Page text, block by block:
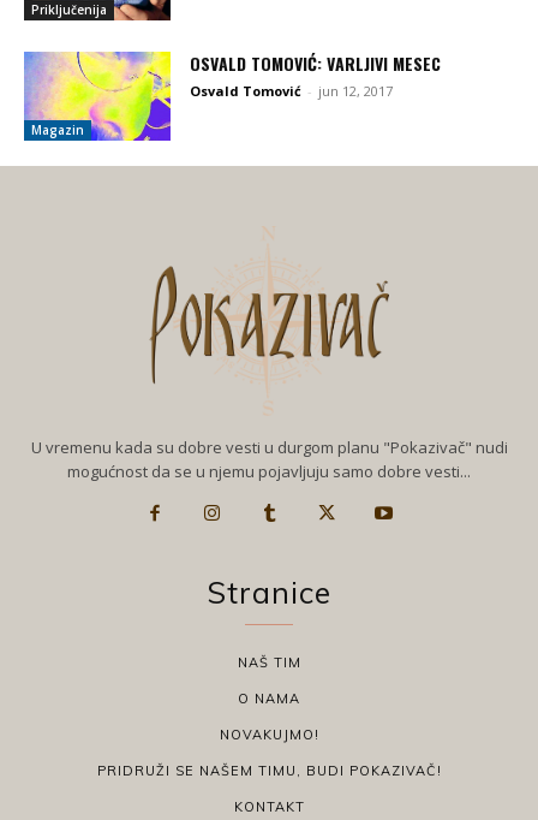
Priključenija
Magazin
OSVALD TOMOVIĆ: VARLJIVI MESEC
Osvald Tomović - jun 12, 2017
U vremenu kada su dobre vesti u durgom planu "Pokazivač" nudi
mogućnost da se u njemu pojavljuju samo dobre vesti...
Stranice
NAŠ TIM
O NAMA
NOVAKUJMO!
PRIDRUŽI SE NAŠEM TIMU, BUDI POKAZIVAČ!
KONTAKT